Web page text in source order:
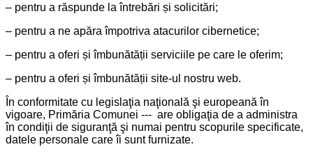
– pentru a răspunde la întrebări și solicitări;
– pentru a ne apăra împotriva atacurilor cibernetice;
– pentru a oferi și îmbunătății serviciile pe care le oferim;
– pentru a oferi și îmbunătății site-ul nostru web.
În conformitate cu legislaţia naţională şi europeană în
vigoare, Primăria Comunei --- are obligaţia de a administra
în condiţii de siguranţă şi numai pentru scopurile specificate,
datele personale care îi sunt furnizate.